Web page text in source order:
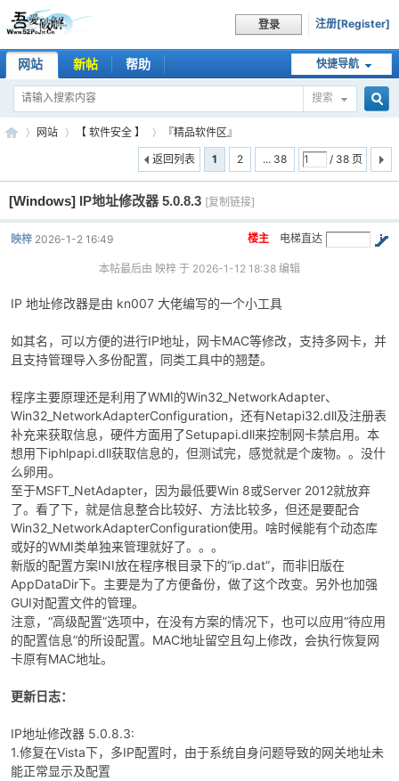
登录 注册[Register]
快捷导航
网站 新帖 帮助
搜索
吾
破
解
»
网站
›
【 软件安全 】
›
『精品软件区』
1
2 ... 38 / 38 页
返回列表
[Windows] IP地址修改器 5.0.8.3 [复制链接]
电梯直达
楼主
映梓 2026-1-2 16:49
本帖最后由 映梓 于 2026-1-12 18:38 编辑
IP 地址修改器是由 kn007 大佬编写的一个小工具
如其名，可以方便的进行IP地址，网卡MAC等修改，支持多网卡，并
且支持管理导入多份配置，同类工具中的翘楚。
程序主要原理还是利用了WMI的Win32_NetworkAdapter、
Win32_NetworkAdapterConfiguration，还有Netapi32.dll及注册表
补充来获取信息，硬件方面用了Setupapi.dll来控制网卡禁启用。本
想用下iphlpapi.dll获取信息的，但测试完，感觉就是个废物。。没什
么卵用。
至于MSFT_NetAdapter，因为最低要Win 8或Server 2012就放弃
了。看了下，就是信息整合比较好、方法比较多，但还是要配合
Win32_NetworkAdapterConfiguration使用。啥时候能有个动态库
或好的WMI类单独来管理就好了。。。
新版的配置方案INI放在程序根目录下的“ip.dat”，而非旧版在
AppDataDir下。主要是为了方便备份，做了这个改变。另外也加强
GUI对配置文件的管理。
注意，“高级配置”选项中，在没有方案的情况下，也可以应用“待应用
的配置信息”的所设配置。MAC地址留空且勾上修改，会执行恢复网
卡原有MAC地址。
更新日志：
IP地址修改器 5.0.8.3:
1.修复在Vista下，多IP配置时，由于系统自身问题导致的网关地址未
能正常显示及配置